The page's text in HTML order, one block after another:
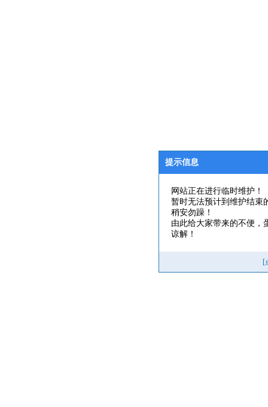
提示信息
网站正在进行临时维护！
暂时无法预计到维护结束
稍安勿躁！
由此给大家带来的不便，
谅解！
[